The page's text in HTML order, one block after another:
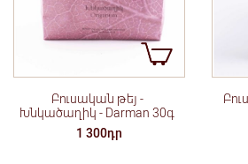
Բուսական թեյ -
Խնկածաղիկ - Darman 30գ
1 300դր